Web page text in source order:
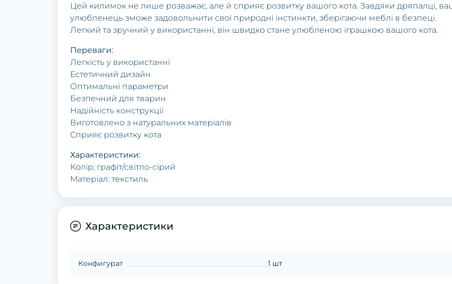
Цей килимок не лише розважає, але й сприяє розвитку вашого кота. Завдяки дряпалці,
улюбленець зможе задовольнити свої природні інстинкти, зберігаючи меблі в безпеці.
Легкий та зручний у використанні, він швидко стане улюбленою іграшкою вашого кота.
Переваги:
Легкість у використанні
Естетичний дизайн
Оптимальні параметри
Безпечний для тварин
Надійність конструкції
Виготовлено з натуральних матеріалів
Сприяє розвитку кота
Характеристики:
Колір: графіт/світло-сірий
Матеріал: текстиль
Характеристики
Конфигурат 1 шт